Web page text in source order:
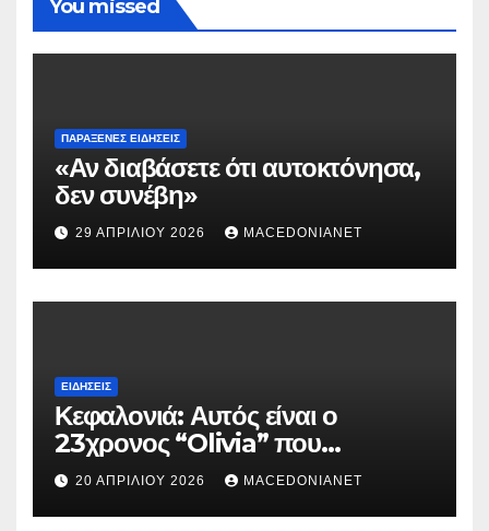
You missed
ΠΑΡΆΞΕΝΕΣ ΕΙΔΉΣΕΙΣ
«Αν διαβάσετε ότι αυτοκτόνησα,
δεν συνέβη»
29 ΑΠΡΙΛΊΟΥ 2026 MACEDONIANET
ΕΙΔΉΣΕΙΣ
Κεφαλονιά: Αυτός είναι ο
23χρονος “Olivia” που
κατηγορείται για τον θάνατο της
Μυρτούς
20 ΑΠΡΙΛΊΟΥ 2026 MACEDONIANET